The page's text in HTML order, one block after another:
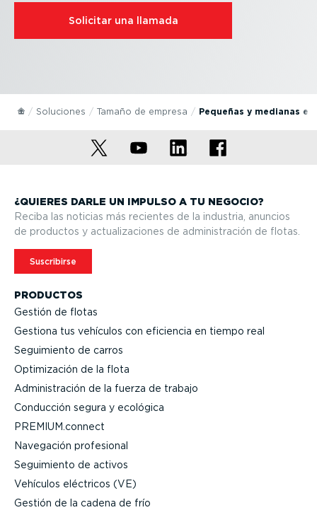
Solicitar una llamada
Soluciones Tamaño de empresa Pequeñas y medianas
PRODUCTOS
Gestión de flotas
Gestiona tus vehículos con eficiencia en tiempo real
Seguimiento de carros
Optimi­zación de la flota
Adminis­tración de la fuerza de trabajo
Conducción segura y ecológica
PREMIUM.connect
Navegación profesional
Seguimiento de activos
Vehículos eléctricos (VE)
Gestión de la cadena de frío
¿QUIERES DARLE UN IMPULSO A TU NEGOCIO?
Reciba las noticias más recientes de la industria, anuncios
de productos y actua­li­za­ciones de adminis­tración de flotas.
Suscribirse